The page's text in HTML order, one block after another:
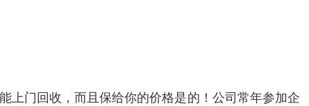
上门回收，而且保给你的价格是的！公司常年参加企